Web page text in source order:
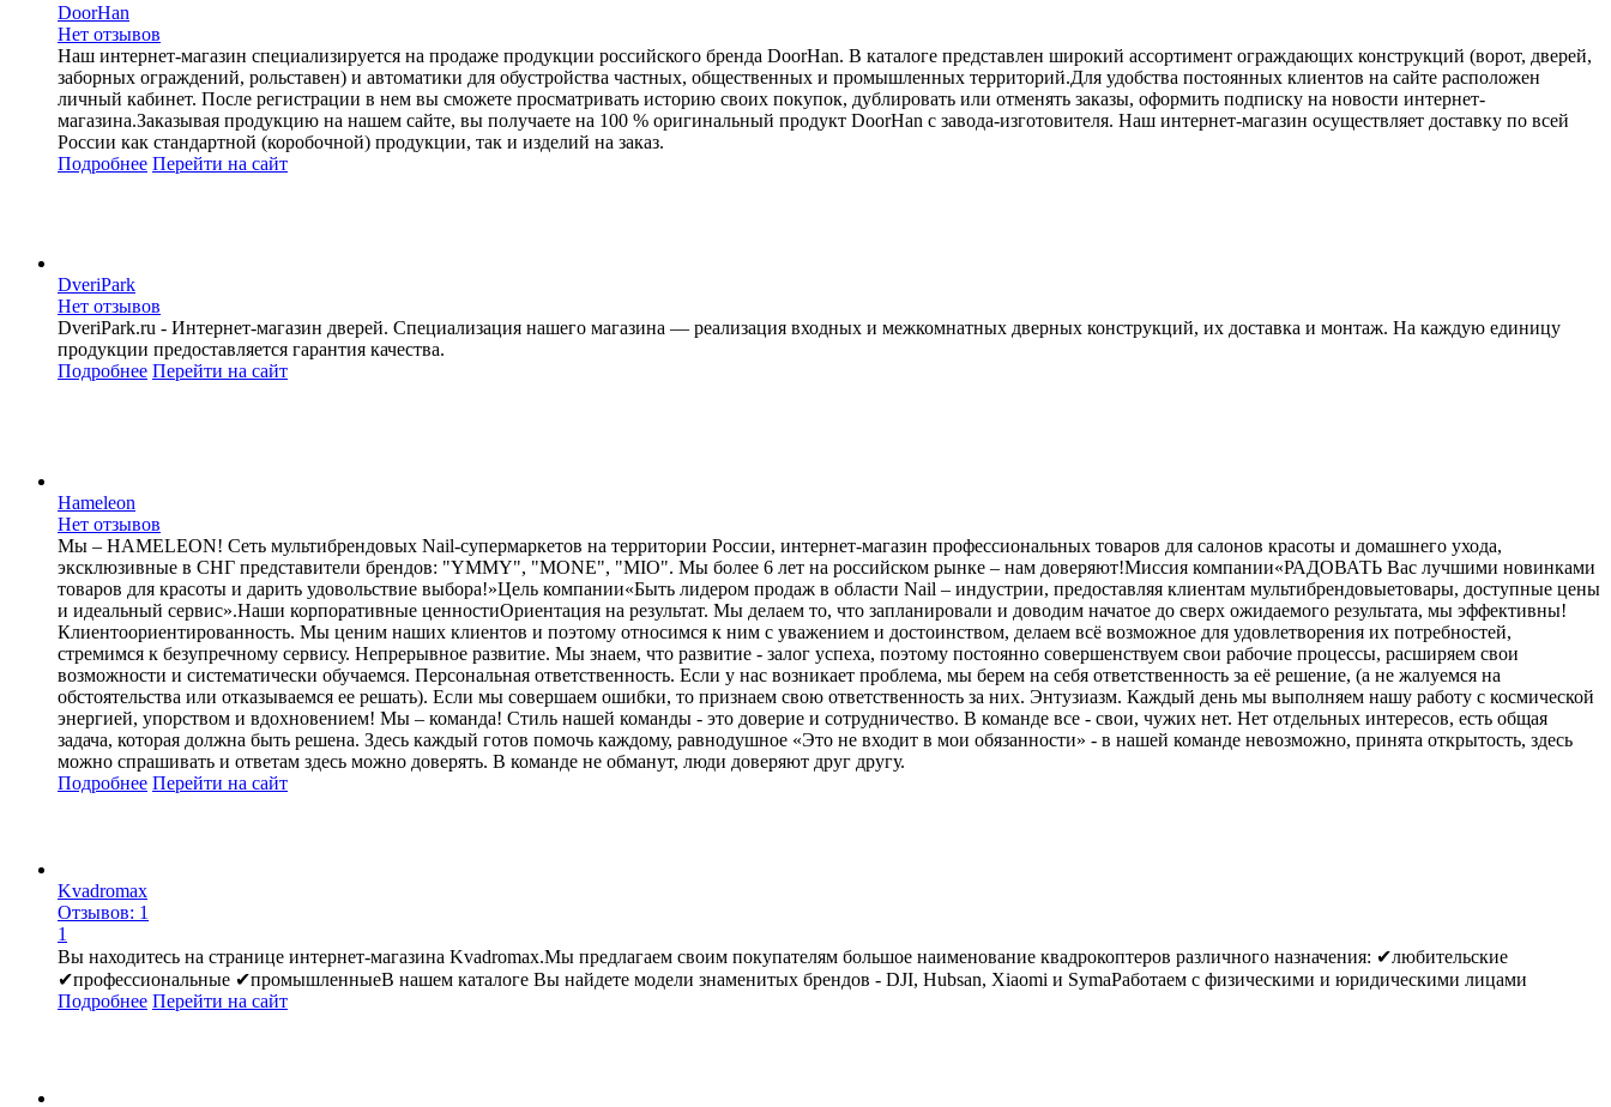
DoorHan
Нет отзывов
Наш интернет-магазин специализируется на продаже продукции российского бренда DoorHan. В каталоге представлен широкий ассортимент ограждающих конструкций (ворот, дверей,
заборных ограждений, рольставен) и автоматики для обустройства частных, общественных и промышленных территорий.Для удобства постоянных клиентов на сайте расположен
личный кабинет. После регистрации в нем вы сможете просматривать историю своих покупок, дублировать или отменять заказы, оформить подписку на новости интернет-
магазина.Заказывая продукцию на нашем сайте, вы получаете на 100 % оригинальный продукт DoorHan с завода-изготовителя. Наш интернет-магазин осуществляет доставку по всей
России как стандартной (коробочной) продукции, так и изделий на заказ.
Подробнее Перейти на сайт
DveriPark
Нет отзывов
DveriPark.ru - Интернет-магазин дверей. Специализация нашего магазина — реализация входных и межкомнатных дверных конструкций, их доставка и монтаж. На каждую единицу
продукции предоставляется гарантия качества.
Подробнее Перейти на сайт
Hameleon
Нет отзывов
Мы – HAMELEON! Сеть мультибрендовых Nail-супермаркетов на территории России, интернет-магазин профессиональных товаров для салонов красоты и домашнего ухода,
эксклюзивные в СНГ представители брендов: "YMMY", "MONE", "MIO". Мы более 6 лет на российском рынке – нам доверяют!Миссия компании«РАДОВАТЬ Вас лучшими новинками
товаров для красоты и дарить удовольствие выбора!»Цель компании«Быть лидером продаж в области Nail – индустрии, предоставляя клиентам мультибрендовыетовары, доступные цены
и идеальный сервис».Наши корпоративные ценностиОриентация на результат. Мы делаем то, что запланировали и доводим начатое до сверх ожидаемого результата, мы эффективны!
Клиентоориентированность. Мы ценим наших клиентов и поэтому относимся к ним с уважением и достоинством, делаем всё возможное для удовлетворения их потребностей,
стремимся к безупречному сервису. Непрерывное развитие. Мы знаем, что развитие - залог успеха, поэтому постоянно совершенствуем свои рабочие процессы, расширяем свои
возможности и систематически обучаемся. Персональная ответственность. Если у нас возникает проблема, мы берем на себя ответственность за её решение, (а не жалуемся на
обстоятельства или отказываемся ее решать). Если мы совершаем ошибки, то признаем свою ответственность за них. Энтузиазм. Каждый день мы выполняем нашу работу с космической
энергией, упорством и вдохновением! Мы – команда! Стиль нашей команды - это доверие и сотрудничество. В команде все - свои, чужих нет. Нет отдельных интересов, есть общая
задача, которая должна быть решена. Здесь каждый готов помочь каждому, равнодушное «Это не входит в мои обязанности» - в нашей команде невозможно, принята открытость, здесь
можно спрашивать и ответам здесь можно доверять. В команде не обманут, люди доверяют друг другу.
Подробнее Перейти на сайт
Kvadromax
Отзывов: 1
1
Вы находитесь на странице интернет-магазина Kvadromax.Мы предлагаем своим покупателям большое наименование квадрокоптеров различного назначения: ✔любительские
✔профессиональные ✔промышленныеВ нашем каталоге Вы найдете модели знаменитых брендов - DJI, Hubsan, Xiaomi и SymaРаботаем с физическими и юридическими лицами
Подробнее Перейти на сайт